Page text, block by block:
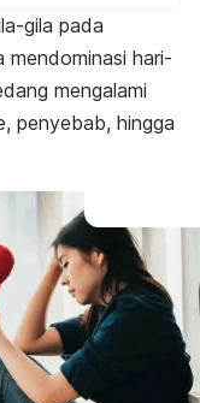
gila pada
mendominasi hari-
mengalami
, penyebab, hingga